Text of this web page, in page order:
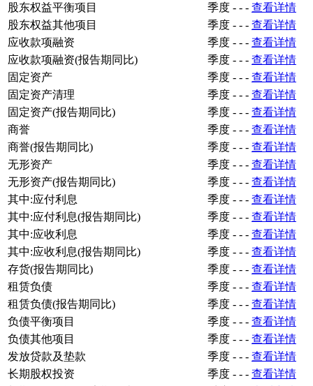
股东权益平衡项目
季度 - - - 查看详情
股东权益其他项目
季度 - - - 查看详情
应收款项融资
季度 - - - 查看详情
应收款项融资(报告期同比)
季度 - - - 查看详情
固定资产
季度 - - - 查看详情
固定资产清理
季度 - - - 查看详情
固定资产(报告期同比)
季度 - - - 查看详情
商誉
季度 - - - 查看详情
商誉(报告期同比)
季度 - - - 查看详情
无形资产
季度 - - - 查看详情
无形资产(报告期同比)
季度 - - - 查看详情
其中:应付利息
季度 - - - 查看详情
其中:应付利息(报告期同比)
季度 - - - 查看详情
其中:应收利息
季度 - - - 查看详情
其中:应收利息(报告期同比)
季度 - - - 查看详情
存货(报告期同比)
季度 - - - 查看详情
租赁负债
季度 - - - 查看详情
租赁负债(报告期同比)
季度 - - - 查看详情
负债平衡项目
季度 - - - 查看详情
负债其他项目
季度 - - - 查看详情
发放贷款及垫款
季度 - - - 查看详情
长期股权投资
季度 - - - 查看详情